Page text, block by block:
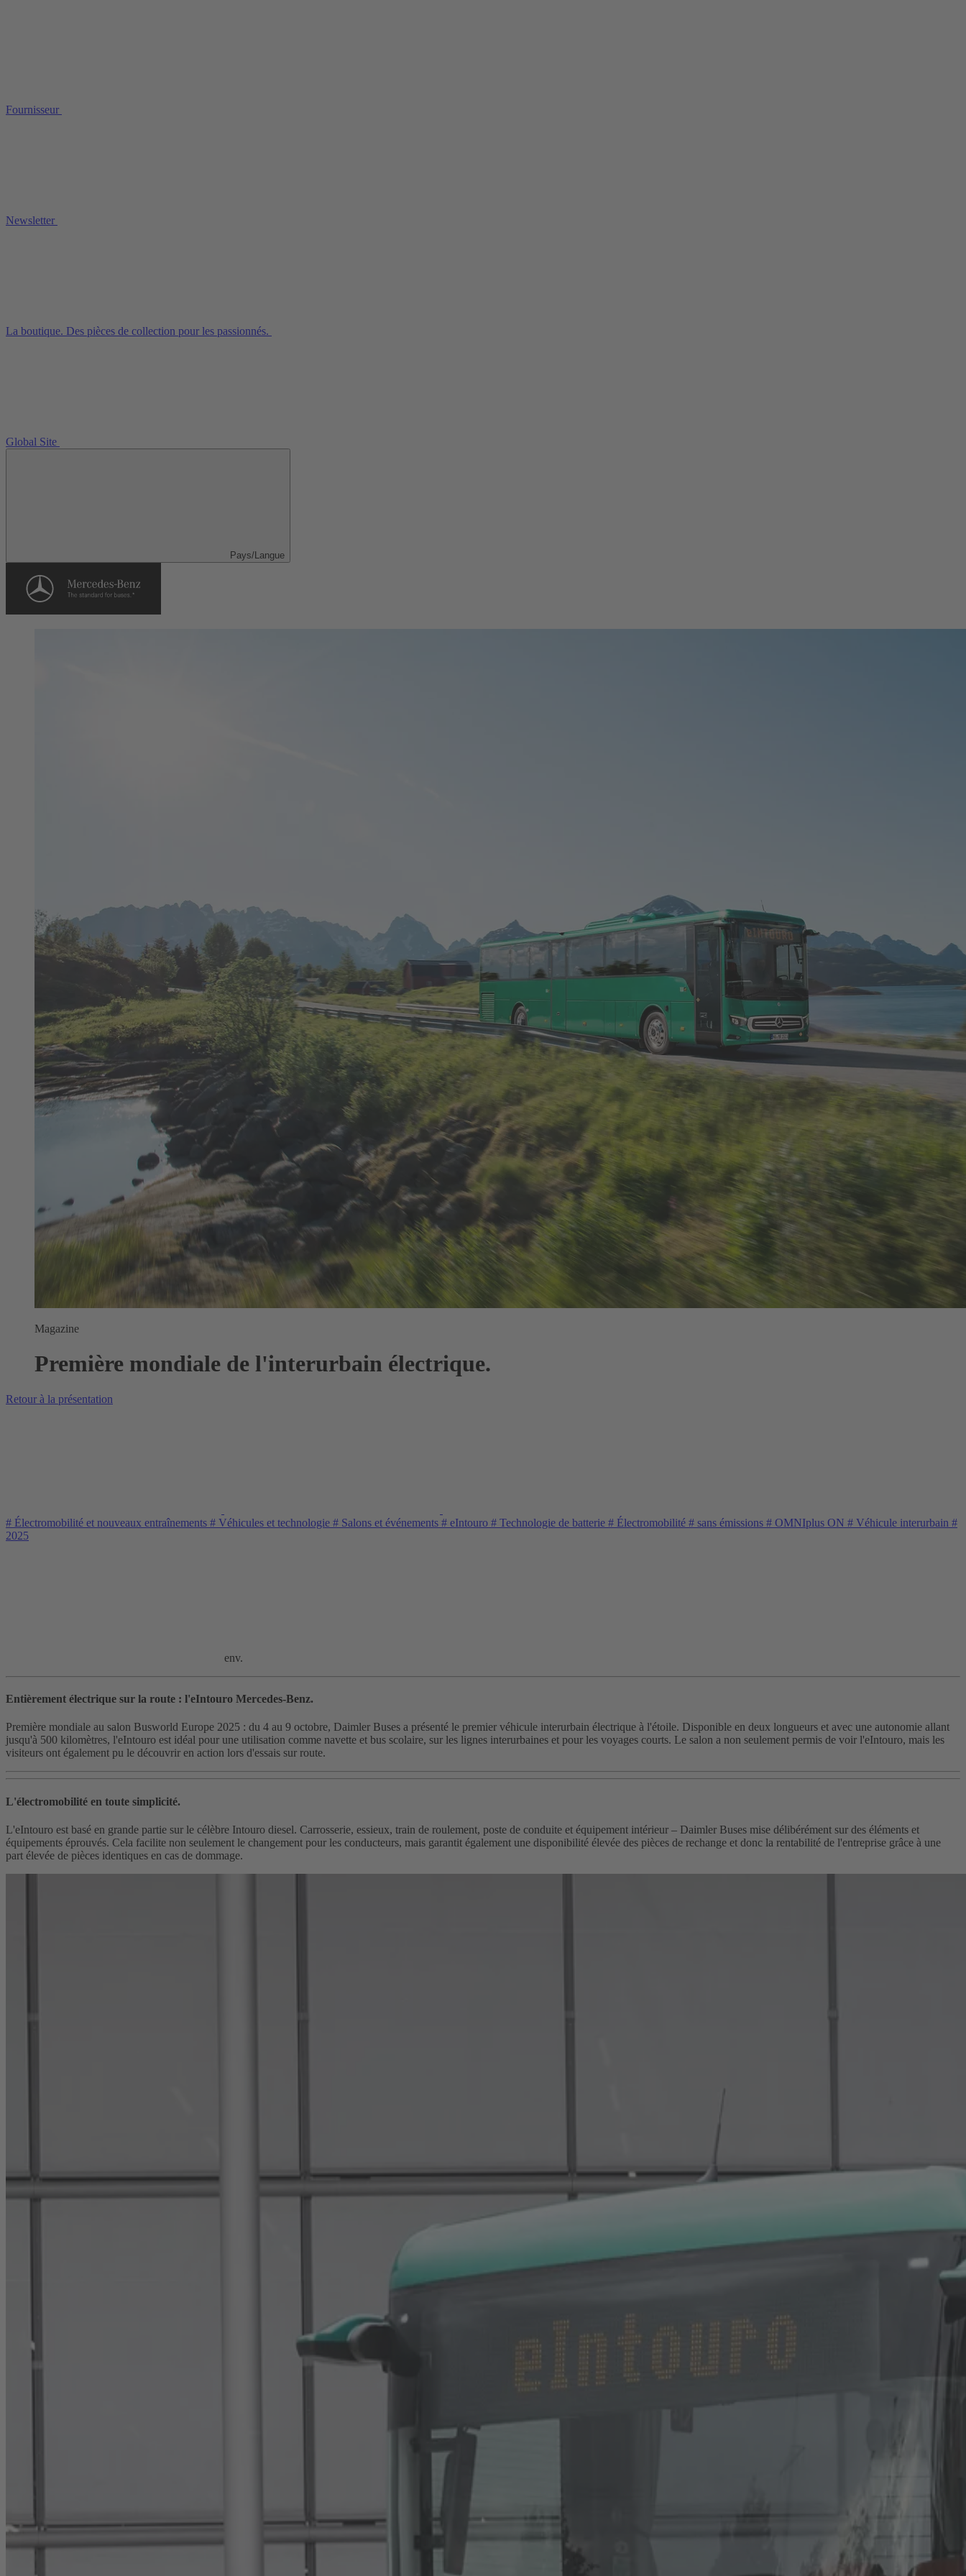
Fournisseur
Newsletter
La boutique. Des pièces de collection pour les passionnés.
Global Site
Pays/Langue
Magazine
Première mondiale de l'interurbain électrique.
Retour à la présentation
# Électromobilité et nouveaux entraînements # Véhicules et technologie # Salons et événements # eIntouro # Technologie de batterie # Électromobilité # sans émissions # OMNIplus ON # Véhicule interurbain #
2025
env.
Entièrement électrique sur la route : l'eIntouro Mercedes-Benz.
Première mondiale au salon Busworld Europe 2025 : du 4 au 9 octobre, Daimler Buses a présenté le premier véhicule interurbain électrique à l'étoile. Disponible en deux longueurs et avec une autonomie allant
jusqu'à 500 kilomètres, l'eIntouro est idéal pour une utilisation comme navette et bus scolaire, sur les lignes interurbaines et pour les voyages courts. Le salon a non seulement permis de voir l'eIntouro, mais les
visiteurs ont également pu le découvrir en action lors d'essais sur route.
L'électromobilité en toute simplicité.
L'eIntouro est basé en grande partie sur le célèbre Intouro diesel. Carrosserie, essieux, train de roulement, poste de conduite et équipement intérieur – Daimler Buses mise délibérément sur des éléments et
équipements éprouvés. Cela facilite non seulement le changement pour les conducteurs, mais garantit également une disponibilité élevée des pièces de rechange et donc la rentabilité de l'entreprise grâce à une
part élevée de pièces identiques en cas de dommage.